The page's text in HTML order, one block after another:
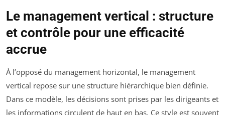
Le management vertical : structure
et contrôle pour une efficacité
accrue
À l’opposé du management horizontal, le management
vertical repose sur une structure hiérarchique bien définie.
Dans ce modèle, les décisions sont prises par les dirigeants et
les informations circulent de haut en bas. Ce style est souvent